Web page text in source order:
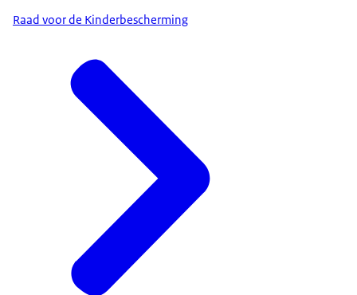
Raad voor de Kinderbescherming